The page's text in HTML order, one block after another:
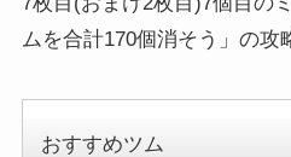
ムを合計170個消そう」の攻
おすすめツム